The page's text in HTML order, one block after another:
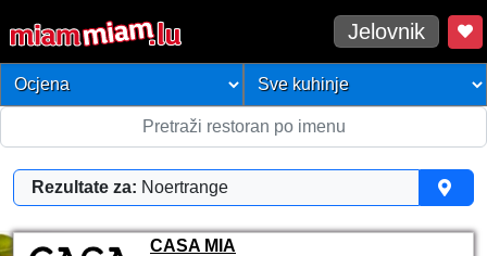
Jelovnik
Rezultate za: Noertrange
CASA MIA